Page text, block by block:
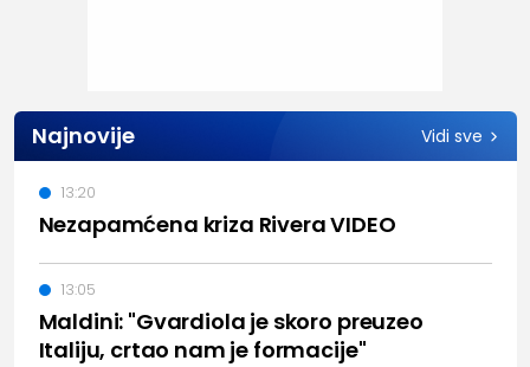
Najnovije Vidi sve
Nezapamćena kriza Rivera VIDEO
13:20
Maldini: "Gvardiola je skoro preuzeo
Italiju, crtao nam je formacije"
13:05